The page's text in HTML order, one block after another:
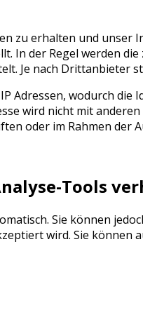
zu erhalten und unser
In der Regel werden
Je nach Drittanbieter
wodurch die
wird nicht mit
oder im Rahmen der
Tools
Sie können
wird. Sie können